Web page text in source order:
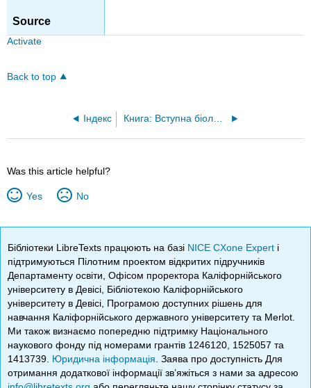
Activate
Back to top
Індекс Книга: Вступна біологія (CK-12)
Was this article helpful?
Yes No
Бібліотеки LibreTexts працюють на базі NICE CXone Expert і
підтримуються Пілотним проектом відкритих підручників
Департаменту освіти, Офісом проректора Каліфорнійського
університету в Девісі, Бібліотекою Каліфорнійського
університету в Девісі, Програмою доступних рішень для
навчання Каліфорнійського державного університету та Merlot.
Ми також визнаємо попередню підтримку Національного
наукового фонду під номерами грантів 1246120, 1525057 та
1413739. Юридична інформація . Заява про доступність Для
отримання додаткової інформації зв’яжіться з нами за адресою